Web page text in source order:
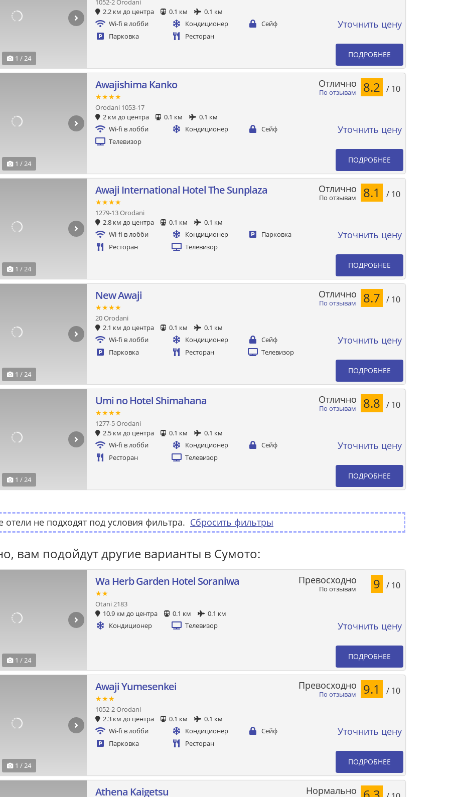
1 / 24
1052-2 Orodani
2.2 км до центра
0.1 км
0.1 км
Wi-fi в лобби
Кондиционер
Сейф
Парковка
Ресторан
Уточнить цену
ПОДРОБНЕЕ
1 / 24
Awajishima Kanko
★★★★
Orodani 1053-17
2 км до центра
0.1 км
0.1 км
Wi-fi в лобби
Кондиционер
Сейф
Телевизор
По отзывам
Отлично 8.2 / 10
Уточнить цену
ПОДРОБНЕЕ
1 / 24
Awaji International Hotel The Sunplaza
★★★★
1279-13 Orodani
2.8 км до центра
0.1 км
0.1 км
Wi-fi в лобби
Кондиционер
Парковка
Ресторан
Телевизор
По отзывам
Отлично 8.1 / 10
Уточнить цену
ПОДРОБНЕЕ
1 / 24
New Awaji
★★★★
20 Orodani
2.1 км до центра
0.1 км
0.1 км
Wi-fi в лобби
Кондиционер
Сейф
Парковка
Ресторан Телевизор
По отзывам
Отлично 8.7 / 10
Уточнить цену
ПОДРОБНЕЕ
1 / 24
Umi no Hotel Shimahana
★★★★
1277-5 Orodani
2.5 км до центра
0.1 км
0.1 км
Wi-fi в лобби
Кондиционер
Сейф
Ресторан
Телевизор
По отзывам
Отлично 8.8 / 10
Уточнить цену
ПОДРОБНЕЕ
отели не подходят под условия фильтра. Сбросить фильтры
вам подойдут другие варианты в Сумото:
1 / 24
Wa Herb Garden Hotel Soraniwa
★★
Otani 2183
10.9 км до центра
0.1 км
0.1 км
Кондиционер
Телевизор
По отзывам
Превосходно 9 / 10
Уточнить цену
ПОДРОБНЕЕ
1 / 24
Awaji Yumesenkei
★★★
1052-2 Orodani
2.3 км до центра
0.1 км
0.1 км
Wi-fi в лобби
Кондиционер
Сейф
Парковка
Ресторан
По отзывам
Превосходно 9.1 / 10
Уточнить цену
ПОДРОБНЕЕ
Athena Kaigetsu Нормально